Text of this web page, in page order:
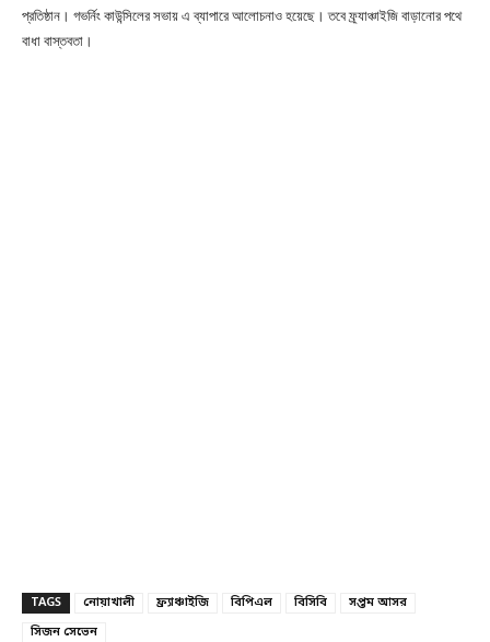
প্রতিষ্ঠান। গভর্নিং কাউন্সিলের সভায় এ ব্যাপারে আলোচনাও হয়েছে। তবে ফ্র্যাঞ্চাইজি বাড়ানোর পথে
বাধা বাস্তবতা।
TAGS নোয়াখালী ফ্র্যাঞ্চাইজি বিপিএল বিসিবি
সপ্তম আসর
সিজন সেভেন